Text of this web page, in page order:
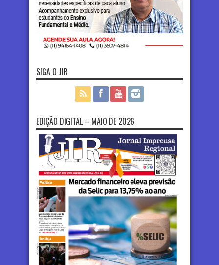
SIGA O JIR
EDIÇÃO DIGITAL – MAIO DE 2026